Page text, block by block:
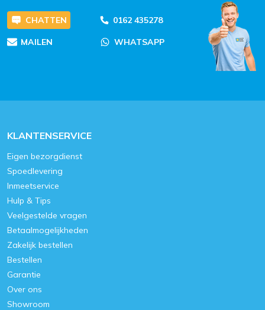
CHATTEN 0162 435278
MAILEN WHATSAPP
KLANTENSERVICE
Eigen bezorgdienst
Spoedlevering
Inmeetservice
Hulp & Tips
Veelgestelde vragen
Betaalmogelijkheden
Zakelijk bestellen
Bestellen
Garantie
Over ons
Showroom